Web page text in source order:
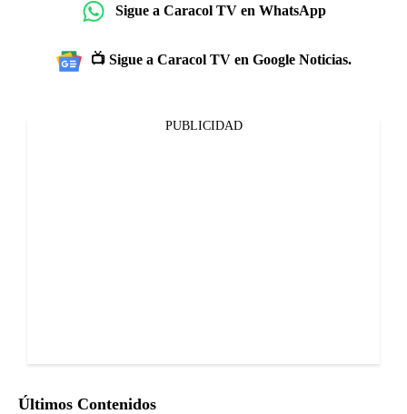
Sigue a Caracol TV en WhatsApp
📺 Sigue a Caracol TV en Google Noticias.
PUBLICIDAD
Últimos Contenidos